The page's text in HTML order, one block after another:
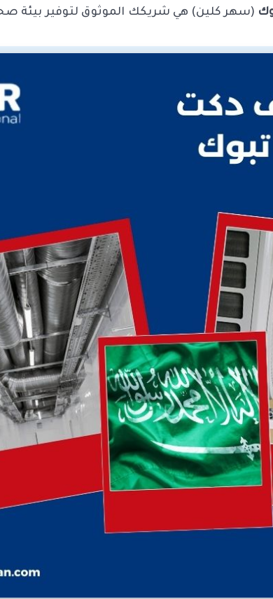
(سهر كلين) هي شريكك الموثوق لتوفير بيئة